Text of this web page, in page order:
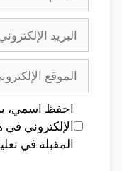
البريد
الإلكتروني
الموقع
الإلكتروني
احفظ اسمي،
الإلكتروني
المقبلة في